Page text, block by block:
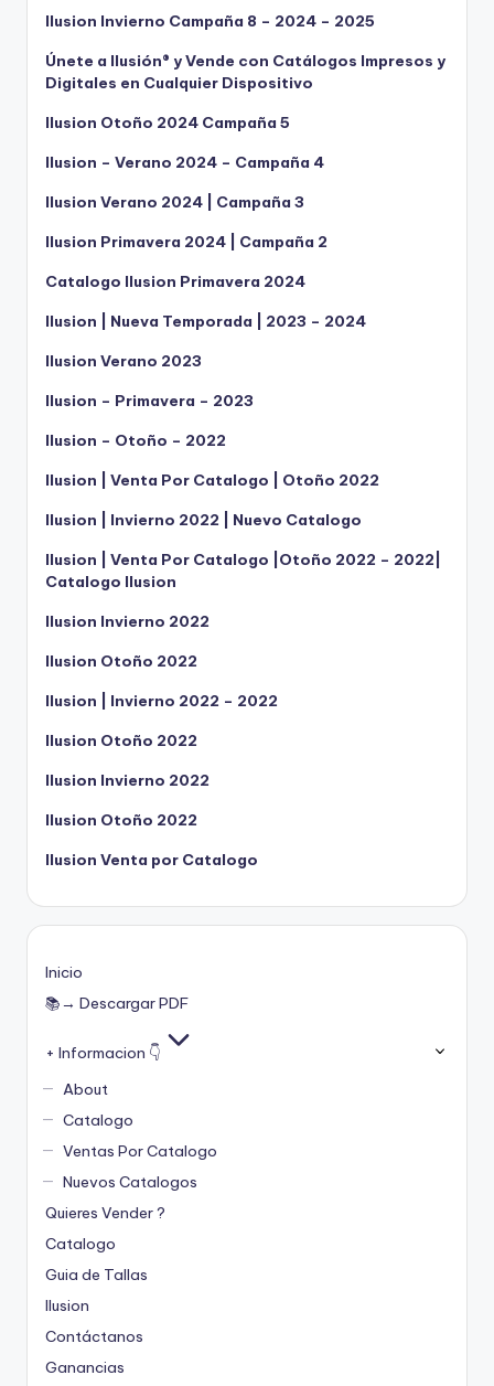
Ilusion Invierno Campaña 8 – 2024 – 2025
Únete a Ilusión® y Vende con Catálogos Impresos y
Digitales en Cualquier Dispositivo
Ilusion Otoño 2024 Campaña 5
Ilusion – Verano 2024 – Campaña 4
Ilusion Verano 2024 | Campaña 3
Ilusion Primavera 2024 | Campaña 2
Catalogo Ilusion Primavera 2024
Ilusion | Nueva Temporada | 2023 – 2024
Ilusion Verano 2023
Ilusion – Primavera – 2023
Ilusion – Otoño – 2022
Ilusion | Venta Por Catalogo | Otoño 2022
Ilusion | Invierno 2022 | Nuevo Catalogo
Ilusion | Venta Por Catalogo |Otoño 2022 – 2022|
Catalogo Ilusion
Ilusion Invierno 2022
Ilusion Otoño 2022
Ilusion | Invierno 2022 – 2022
Ilusion Otoño 2022
Ilusion Invierno 2022
Ilusion Otoño 2022
Ilusion Venta por Catalogo
Inicio
📚→ Descargar PDF
+ Informacion 👇
About
Catalogo
Ventas Por Catalogo
Nuevos Catalogos
Quieres Vender ?
Catalogo
Guia de Tallas
Ilusion
Contáctanos
Ganancias